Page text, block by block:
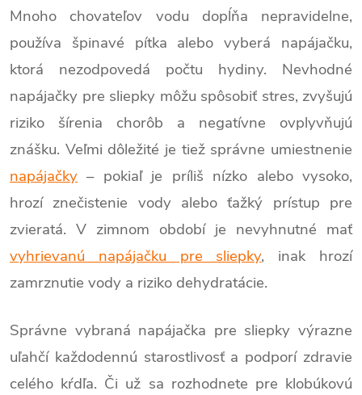
Mnoho chovateľov vodu dopĺňa nepravidelne,
používa špinavé pítka alebo vyberá napájačku,
ktorá nezodpovedá počtu hydiny. Nevhodné
napájačky pre sliepky môžu spôsobiť stres, zvyšujú
riziko šírenia chorôb a negatívne ovplyvňujú
znášku. Veľmi dôležité je tiež správne umiestnenie
napájačky – pokiaľ je príliš nízko alebo vysoko,
hrozí znečistenie vody alebo ťažký prístup pre
zvieratá. V zimnom období je nevyhnutné mať
vyhrievanú napájačku pre sliepky, inak hrozí
zamrznutie vody a riziko dehydratácie.
Správne vybraná napájačka pre sliepky výrazne
uľahčí každodennú starostlivosť a podporí zdravie
celého kŕdľa. Či už sa rozhodnete pre klobúkovú